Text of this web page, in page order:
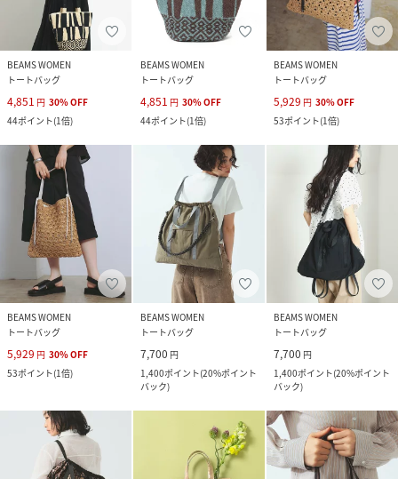
BEAMS WOMEN
トートバッグ
4,851 円 30%OFF
44ポイント(1倍)
BEAMS WOMEN
トートバッグ
4,851 円 30%OFF
44ポイント(1倍)
BEAMS WOMEN
トートバッグ
5,929 円 30%OFF
53ポイント(1倍)
BEAMS WOMEN
トートバッグ
5,929 円 30%OFF
53ポイント(1倍)
BEAMS WOMEN
トートバッグ
7,700 円
1,400ポイント(20%ポイント
バック)
BEAMS WOMEN
トートバッグ
7,700 円
1,400ポイント(20%ポイント
バック)